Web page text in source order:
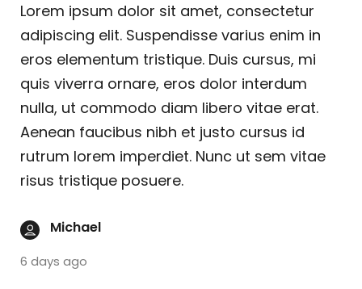
Lorem ipsum dolor sit amet, consectetur
adipiscing elit. Suspendisse varius enim in
eros elementum tristique. Duis cursus, mi
quis viverra ornare, eros dolor interdum
nulla, ut commodo diam libero vitae erat.
Aenean faucibus nibh et justo cursus id
rutrum lorem imperdiet. Nunc ut sem vitae
risus tristique posuere.
Michael
6 days ago